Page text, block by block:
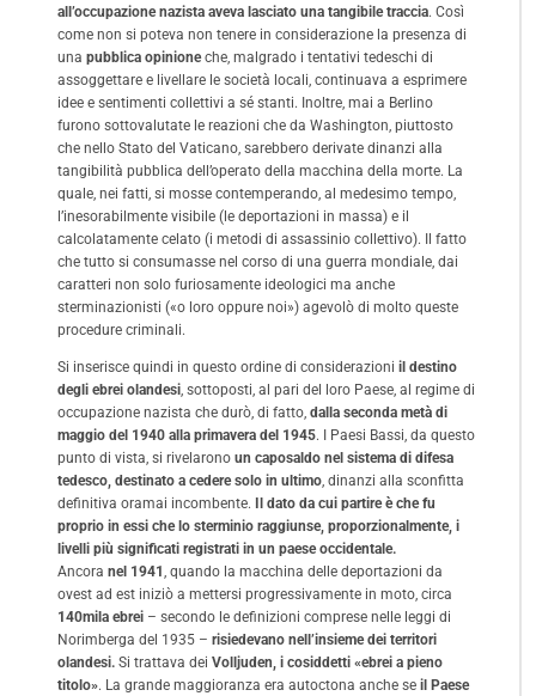
all’occupazione nazista aveva lasciato una tangibile traccia. Così
come non si poteva non tenere in considerazione la presenza di
una pubblica opinioneche, malgrado i tentativi tedeschi di
assoggettare e livellare le società locali, continuava a esprimere
idee e sentimenti collettivi a sé stanti. Inoltre, mai a Berlino
furono sottovalutate le reazioni che da Washington, piuttosto
che nello Stato del Vaticano, sarebbero derivate dinanzi alla
tangibilità pubblica dell’operato della macchina della morte. La
quale, nei fatti, si mosse contemperando, al medesimo tempo,
l’inesorabilmente visibile (le deportazioni in massa) e il
calcolatamente celato (i metodi di assassinio collettivo). Il fatto
che tutto si consumasse nel corso di una guerra mondiale, dai
caratteri non solo furiosamente ideologici ma anche
sterminazionisti («o loro oppure noi») agevolò di molto queste
procedure criminali.
Si inserisce quindi in questo ordine di considerazioni il destino
degli ebrei olandesi, sottoposti, al pari del loro Paese, al regime di
occupazione nazista che durò, di fatto, dalla seconda metà di
maggio del 1940 alla primavera del 1945. I Paesi Bassi, da questo
punto di vista, si rivelarono un caposaldo nel sistema di difesa
tedesco, destinato a cedere solo in ultimo, dinanzi alla sconfitta
definitiva oramai incombente.
Il dato da cui partire è che fu
proprio in essi che lo sterminio raggiunse, proporzionalmente, i
livelli più significati registrati in un paese occidentale.
Ancora nel 1941 , quando la macchina delle deportazioni da
ovest ad est iniziò a mettersi progressivamente in moto, circa
140mila ebrei – secondo le definizioni comprese nelle leggi di
Norimberga del 1935 – risiedevano nell’insieme dei territori
olandesi. Si trattava dei Volljuden, i cosiddetti «ebrei a pieno
titolo». La grande maggioranza era autoctona anche se il Paese